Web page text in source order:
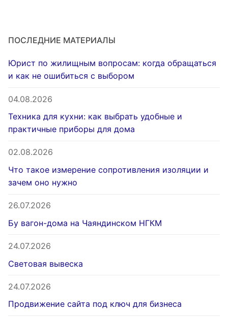
ПОСЛЕДНИЕ МАТЕРИАЛЫ
Юрист по жилищным вопросам: когда обращаться
и как не ошибиться с выбором
04.08.2026
Техника для кухни: как выбрать удобные и
практичные приборы для дома
02.08.2026
Что такое измерение сопротивления изоляции и
зачем оно нужно
26.07.2026
Бу вагон-дома на Чаяндинском НГКМ
24.07.2026
Световая вывеска
24.07.2026
Продвижение сайта под ключ для бизнеса